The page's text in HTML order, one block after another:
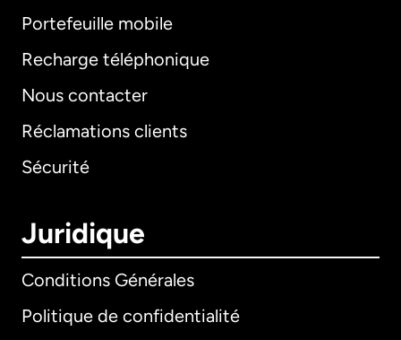
Portefeuille mobile
Recharge téléphonique
Nous contacter
Réclamations clients
Sécurité
Juridique
Conditions Générales
Politique de confidentialité